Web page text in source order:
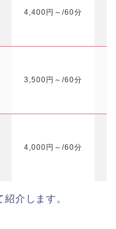
4,400円～/60分
3,500円～/60分
4,000円～/60分
介します。